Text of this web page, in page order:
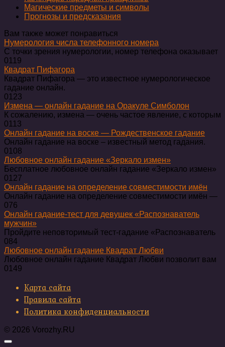
Магические предметы и символы
Прогнозы и предсказания
Вам также может понравиться
Нумерология числа телефонного номера
С точки зрения нумерологии, номер телефона оказывает
0119
Квадрат Пифагора
Квадрат Пифагора — это известное нумерологическое
гадание онлайн.
0123
Измена — онлайн гадание на Оракуле Симболон
К сожалению, измена — очень частое явление, с которым
0113
Онлайн гадание на воске — Рождественское гадание
Онлайн гадание на воске – известный метод гадания.
0108
Любовное онлайн гадание «Зеркало измен»
Бесплатное любовное онлайн гадание «Зеркало измен»
0127
Онлайн гадание на определение совместимости имён
Онлайн гадание на определение совместимости имён —
076
Онлайн гадание-тест для девушек «Распознаватель
мужчин»
Пройдите неповторимый тест-гадание «Распознаватель
084
Любовное онлайн гадание Квадрат Любви
Любовное онлайн гадание Квадрат Любви позволит вам
0149
Карта сайта
Правила сайта
Политика конфиденциальности
© 2026 Vorozhy.RU